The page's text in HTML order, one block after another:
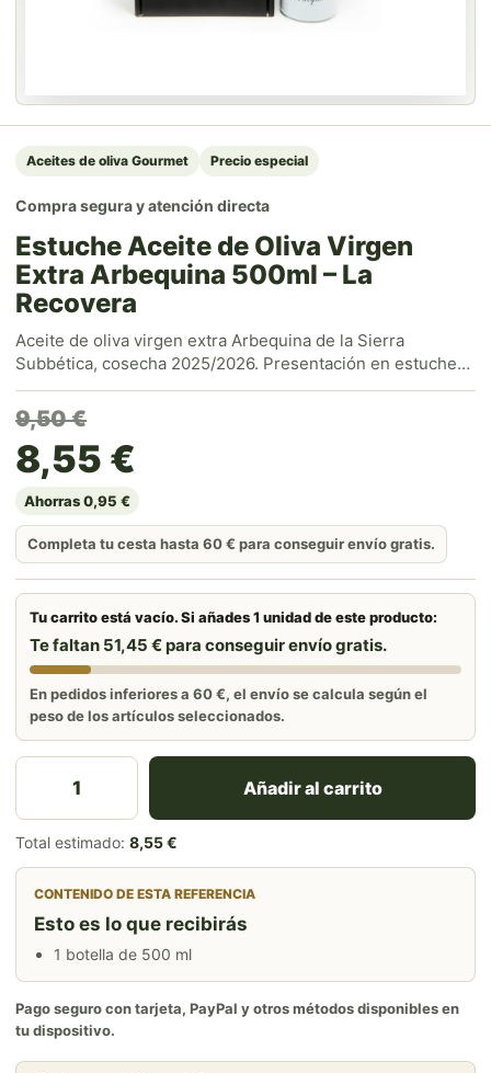
Aceites de oliva Gourmet Precio especial
Compra segura y atención directa
Estuche Aceite de Oliva Virgen
Extra Arbequina 500ml – La
Recovera
Aceite de oliva virgen extra Arbequina de la Sierra
Subbética, cosecha 2025/2026. Presentación en estuche
de 1 botella de 500ml, perfecta para tu mesa o para regalar.
Directo del campo a tu casa, con envío gratis a partir de
60€.
9,50€
El precio original era:
8,55 €
El precio actual es: 8,55
Ahorras 0,95 €
Completa tu cesta hasta 60 € para conseguir envío gratis.
Tu carrito está vacío. Si añades 1 unidad de este producto:
Te faltan 51,45 € para conseguir envío gratis.
En pedidos inferiores a 60 €, el envío se calcula según el
peso de los artículos seleccionados.
Estuche Aceite de Oliva Virgen Extra Arbequina
Añadir al carrito
Total estimado: 8,55 €
CONTENIDO DE ESTA REFERENCIA
Esto es lo que recibirás
1 botella de 500 ml
Pago seguro con tarjeta, PayPal y otros métodos disponibles en
tu dispositivo.